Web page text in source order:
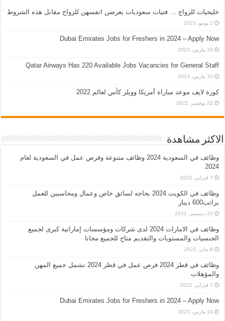
خليجيات للزواج … فتيات سعوديات يعرضن انفسهن للزواج مقابل هذه الشروط
1 يونيو، 2023
Dubai Emirates Jobs for Freshers in 2024 – Apply Now
10 مارس، 2023
Qatar Airways Has 220 Available Jobs Vacancies for General Staff
10 مارس، 2023
كورة لايف موعد مباراة أمريكا وويلز كأس لعالم 2022
22 نوفمبر، 2022
الاكثر مشاهدة
وظائف في السعودية 2024 وظائف متنوعة وفرص عمل في السعودية لعام
2024
7 فبراير، 2022
وظائف في الكويت 2024 بحاجه لسائق خاص وعمال ومحاسبين للعمل
براتب600 دينار
20 ديسمبر، 2021
وظائف في الامارات 2024 لدى شركات ومؤسسات إماراتية كبرى لجميع
الجنسيات والمستويات والتقديم متاح للجميع مجانا
6 يناير، 2022
وظائف في قطر 2024 فرص عمل في قطر 2024 تشمل جميع المهن
والمؤهلات
7 فبراير، 2022
Dubai Emirates Jobs for Freshers in 2024 – Apply Now
10 مارس، 2023